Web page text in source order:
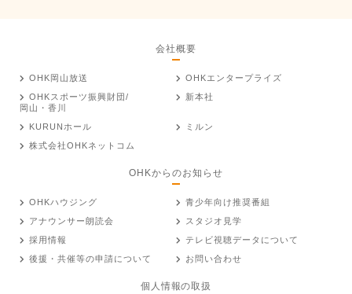
会社概要
OHK岡山放送
OHKエンタープライズ
OHKスポーツ振興財団/
岡山・香川
新本社
KURUNホール
ミルン
株式会社OHKネットコム
OHKからのお知らせ
OHKハウジング
青少年向け推奨番組
アナウンサー朗読会
スタジオ見学
採用情報
テレビ視聴データについて
後援・共催等の申請について
お問い合わせ
個人情報の取扱